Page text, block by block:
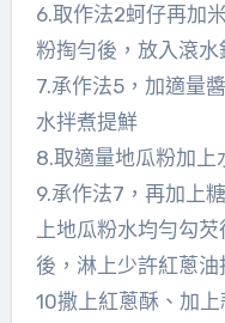
6.取作法2蚵仔再加
粉掏勻後，放入滾
7.承作法5，加適量
水拌煮提鮮
8.取適量地瓜粉加上
9.承作法7，再加上
上地瓜粉水均勻勾
後，淋上少許紅蔥
10撒上紅蔥酥、加